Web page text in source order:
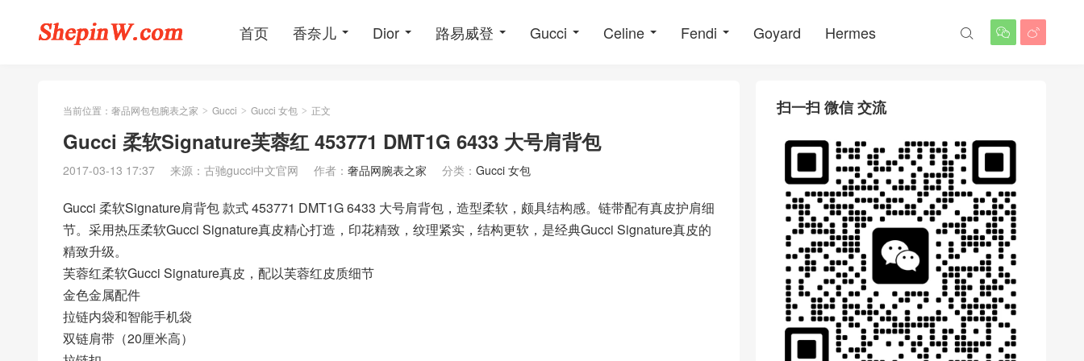
首页 香奈儿 Dior 路易威登 Gucci Celine Fendi Goyard Hermes  

当前位置： 奢品网包包腕表之家 > Gucci > Gucci 女包 > 正文
Gucci 柔软Signature芙蓉红 453771 DMT1G 6433 大号肩背包
2017-03-13 17:37 来源：古驰gucci中文官网 作者： 奢品网腕表之家 分类： Gucci 女包
Gucci 柔软Signature肩背包 款式 453771 DMT1G 6433 大号肩背包，造型柔软，颇具结构感。链带配有真皮护肩细
节。采用热压柔软Gucci Signature真皮精心打造，印花精致，纹理紧实，结构更软，是经典Gucci Signature真皮的
精致升级。
芙蓉红柔软Gucci Signature真皮，配以芙蓉红皮质细节
金色金属配件
拉链内袋和智能手机袋
双链肩带（20厘米高）
扫一扫 微信 交流